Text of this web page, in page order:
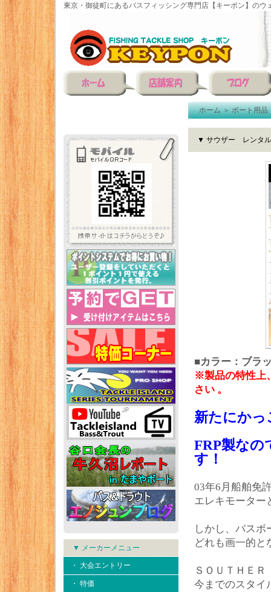
東京・御徒町にあるバスフィッシング専門店【キーポン】のウ
▼ メーカーメニュー
・ 大会エントリー
・ 特価
ホーム＞ボート用品
▼ サウザー レンタル
■カラー：ブラ
※製品の特性上
さい 。
新たにかっ
FRP製なの
す！
03年6月船舶免
エレキモーター
しかし、バスボ
どれも画一的と
ＳＯＵＴＨＥ
今までのスタイ